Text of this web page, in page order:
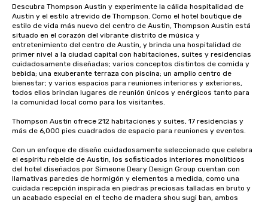
Descubra Thompson Austin y experimente la cálida hospitalidad de
Austin y el estilo atrevido de Thompson. Como el hotel boutique de
estilo de vida más nuevo del centro de Austin, Thompson Austin está
situado en el corazón del vibrante distrito de música y
entretenimiento del centro de Austin, y brinda una hospitalidad de
primer nivel a la ciudad capital con habitaciones, suites y residencias
cuidadosamente diseñadas; varios conceptos distintos de comida y
bebida; una exuberante terraza con piscina; un amplio centro de
bienestar; y varios espacios para reuniones interiores y exteriores,
todos ellos brindan lugares de reunión únicos y enérgicos tanto para
la comunidad local como para los visitantes.
Thompson Austin ofrece 212 habitaciones y suites, 17 residencias y
más de 6,000 pies cuadrados de espacio para reuniones y eventos.
Con un enfoque de diseño cuidadosamente seleccionado que celebra
el espíritu rebelde de Austin, los sofisticados interiores monolíticos
del hotel diseñados por Simeone Deary Design Group cuentan con
llamativas paredes de hormigón y elementos a medida, como una
cuidada recepción inspirada en piedras preciosas talladas en bruto y
un acabado especial en el techo de madera shou sugi ban, ambos